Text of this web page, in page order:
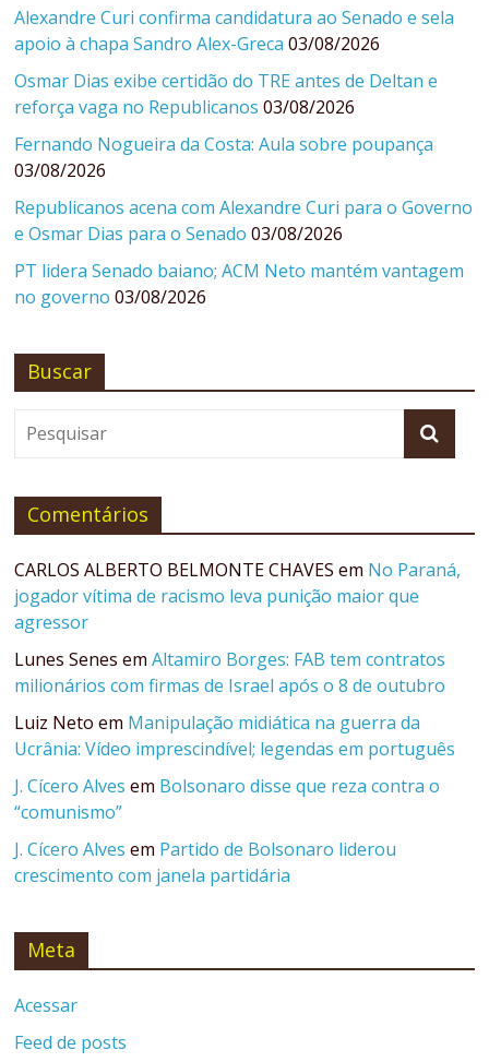
Alexandre Curi confirma candidatura ao Senado e sela
apoio à chapa Sandro Alex-Greca 03/08/2026
Osmar Dias exibe certidão do TRE antes de Deltan e
reforça vaga no Republicanos 03/08/2026
Fernando Nogueira da Costa: Aula sobre poupança
03/08/2026
Republicanos acena com Alexandre Curi para o Governo
e Osmar Dias para o Senado 03/08/2026
PT lidera Senado baiano; ACM Neto mantém vantagem
no governo 03/08/2026
Buscar
Comentários
CARLOS ALBERTO BELMONTE CHAVES em No Paraná,
jogador vítima de racismo leva punição maior que
agressor
Lunes Senes emAltamiro Borges: FAB tem contratos
milionários com firmas de Israel após o 8 de outubro
Luiz Neto em Manipulação midiática na guerra da
Ucrânia: Vídeo imprescindível; legendas em português
J. Cícero Alves em Bolsonaro disse que reza contra o
“comunismo”
J. Cícero Alves em Partido de Bolsonaro liderou
crescimento com janela partidária
Meta
Acessar
Feed de posts